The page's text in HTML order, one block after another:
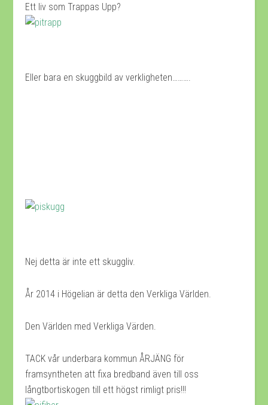
Ett liv som Trappas Upp?
Eller bara en skuggbild av verkligheten……….
Nej detta är inte ett skuggliv.
År 2014 i Högelian är detta den Verkliga Världen.
Den Världen med Verkliga Värden.
TACK vår underbara kommun ÅRJÄNG för
framsyntheten att fixa bredband även till oss
långtbortiskogen till ett högst rimligt pris!!!